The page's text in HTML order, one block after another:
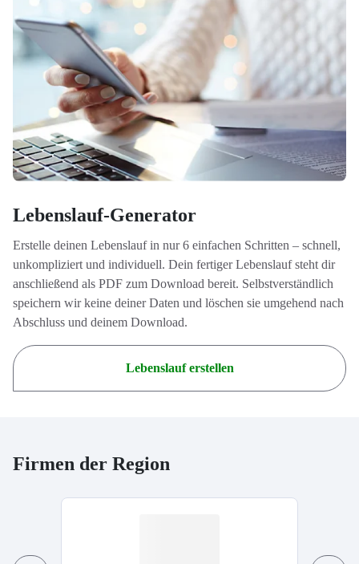
Lebenslauf-Generator
Erstelle deinen Lebenslauf in nur 6 einfachen Schritten – schnell,
unkompliziert und individuell. Dein fertiger Lebenslauf steht dir
anschließend als PDF zum Download bereit. Selbstverständlich
speichern wir keine deiner Daten und löschen sie umgehend nach
Abschluss und deinem Download.
Lebenslauf erstellen
Firmen der Region